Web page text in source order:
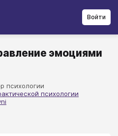
Войти
эмоциями
психологии
психологии